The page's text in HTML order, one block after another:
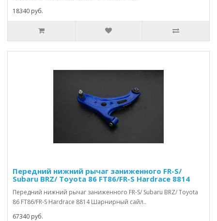
18340 руб.
Передний нижний рычаг заниженного FR-S/
Subaru BRZ/ Toyota 86 FT86/FR-S Hardrace 8814
Передний нижний рычаг заниженного FR-S/ Subaru BRZ/ Toyota
86 FT86/FR-S Hardrace 8814 Шарнирный сайл..
67340 руб.